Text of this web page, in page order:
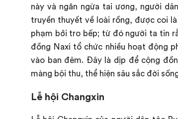
này và ngăn ngừa tai ương, người
truyền thuyết về loài rồng, được coi
phạm bởi tro bếp; từ đó người ta tin
đồng Naxi tổ chức nhiều hoạt động
vào ban đêm. Đây là dịp để cộng
màng bội thu, thể hiện sâu sắc đời
Lễ hội Changxin